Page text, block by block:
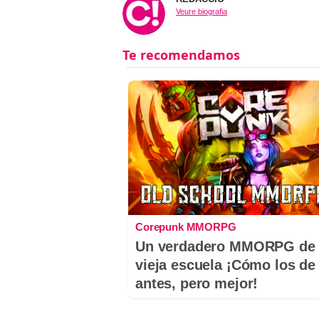
Veure biografia
Corepunk MMORPG
Un verdadero MMORPG de
vieja escuela ¡Cómo los de
antes, pero mejor!